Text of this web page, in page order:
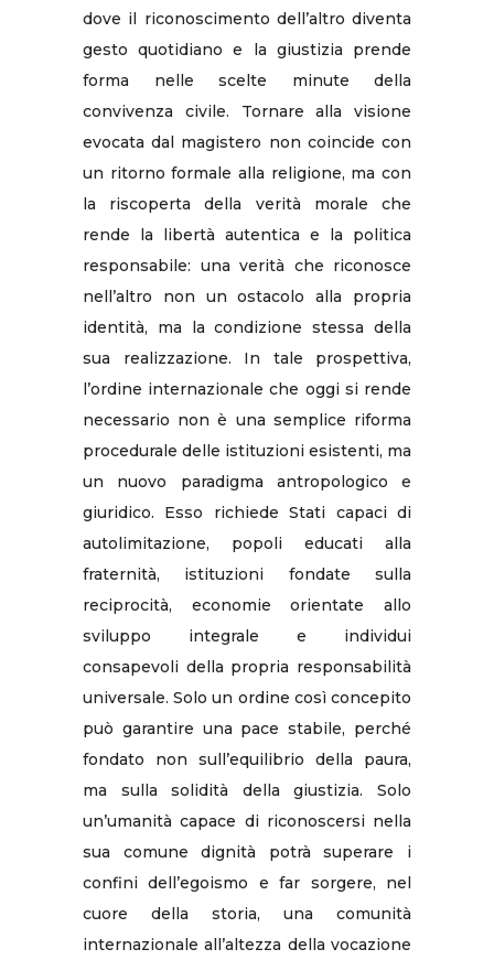
dove il riconoscimento dell’altro diventa
gesto quotidiano e la giustizia prende
forma nelle scelte minute della
convivenza civile. Tornare alla visione
evocata dal magistero non coincide con
un ritorno formale alla religione, ma con
la riscoperta della verità morale che
rende la libertà autentica e la politica
responsabile: una verità che riconosce
nell’altro non un ostacolo alla propria
identità, ma la condizione stessa della
sua realizzazione. In tale prospettiva,
l’ordine internazionale che oggi si rende
necessario non è una semplice riforma
procedurale delle istituzioni esistenti, ma
un nuovo paradigma antropologico e
giuridico. Esso richiede Stati capaci di
autolimitazione, popoli educati alla
fraternità, istituzioni fondate sulla
reciprocità, economie orientate allo
sviluppo integrale e individui
consapevoli della propria responsabilità
universale. Solo un ordine così concepito
può garantire una pace stabile, perché
fondato non sull’equilibrio della paura,
ma sulla solidità della giustizia. Solo
un’umanità capace di riconoscersi nella
sua comune dignità potrà superare i
confini dell’egoismo e far sorgere, nel
cuore della storia, una comunità
internazionale all’altezza della vocazione